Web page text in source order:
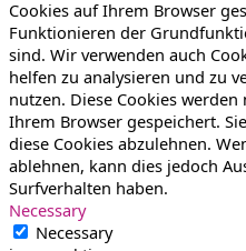
Cookies auf Ihrem Browser
Funktionieren der
sind. Wir verwenden auch
helfen zu analysieren und zu
nutzen. Diese Cookies
Ihrem Browser gespeichert.
diese Cookies abzulehnen.
ablehnen, kann dies jedoch
Surfverhalten haben.
Necessary
Necessary